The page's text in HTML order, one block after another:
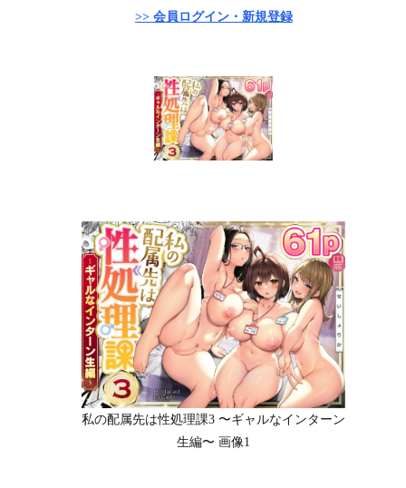
>> 会員ログイン・新規登録
私の配属先は性処理課3 〜ギャルなインターン
生編〜 画像1